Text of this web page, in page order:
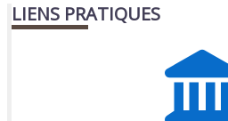
LIENS PRATIQUES